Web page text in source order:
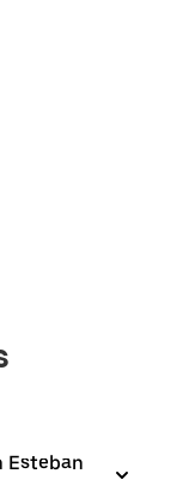
Esteban